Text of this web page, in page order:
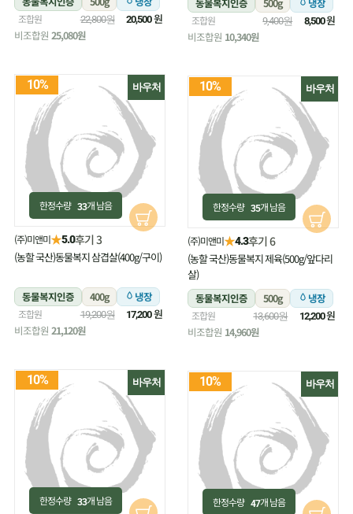
조합원 22,800원 20,500원
비조합원 25,080원
조합원 9,400원 8,500원
비조합원 10,340원
바우처
10%
한정수량 33개 남음
(주)미앤미★5.0후기 3
(농할 국산)동물복지 삼겹살(400g/구이)
동물복지인증 400g 냉장
조합원 19,200원 17,200원
비조합원 21,120원
바우처
10%
한정수량 35개 남음
(주)미앤미★4.3후기 6
(농할 국산)동물복지 제육(500g/앞다리
살)
동물복지인증
500g 냉장
조합원 13,600원 12,200원
비조합원 14,960원
바우처
10%
한정수량 33개 남음
바우처
10%
한정수량 47개 남음